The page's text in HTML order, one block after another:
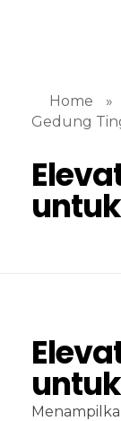
Home »
Gedung